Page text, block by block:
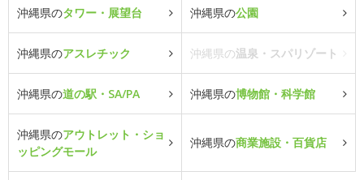
沖縄県のタワー・展望台 沖縄県の公園
沖縄県のアスレチック 沖縄県の温泉・スパリゾート
沖縄県の道の駅・SA/PA 沖縄県の博物館・科学館
沖縄県のアウトレット・ショ
ッピングモール
沖縄県の商業施設・百貨店